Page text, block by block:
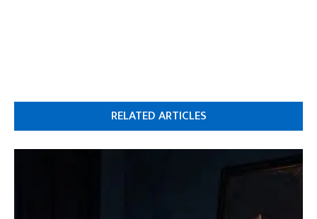
RELATED ARTICLES